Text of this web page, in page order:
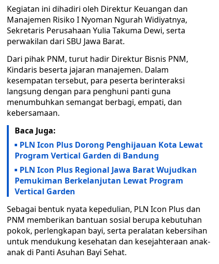
Kegiatan ini dihadiri oleh Direktur Keuangan dan
Manajemen Risiko I Nyoman Ngurah Widiyatnya,
Sekretaris Perusahaan Yulia Takuma Dewi, serta
perwakilan dari SBU Jawa Barat.
Dari pihak PNM, turut hadir Direktur Bisnis PNM,
Kindaris beserta jajaran manajemen. Dalam
kesempatan tersebut, para peserta berinteraksi
langsung dengan para penghuni panti guna
menumbuhkan semangat berbagi, empati, dan
kebersamaan.
Baca Juga:
PLN Icon Plus Dorong Penghijauan Kota Lewat
Program Vertical Garden di Bandung
PLN Icon Plus Regional Jawa Barat Wujudkan
Pemukiman Berkelanjutan Lewat Program
Vertical Garden
Sebagai bentuk nyata kepedulian, PLN Icon Plus dan
PNM memberikan bantuan sosial berupa kebutuhan
pokok, perlengkapan bayi, serta peralatan kebersihan
untuk mendukung kesehatan dan kesejahteraan anak-
anak di Panti Asuhan Bayi Sehat.